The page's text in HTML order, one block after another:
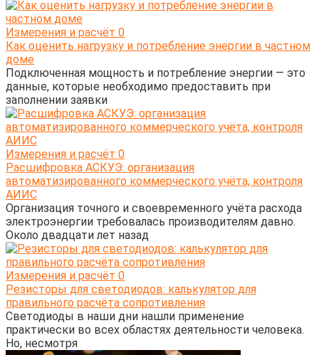
Измерения и расчёт 0
Как оценить нагрузку и потребление энергии в частном
доме
Подключенная мощность и потребление энергии — это
данные, которые необходимо предоставить при
заполнении заявки
Измерения и расчёт 0
Расшифровка АСКУЭ: организация
автоматизированного коммерческого учёта, контроля
АИИС
Организация точного и своевременного учёта расхода
электроэнергии требовалась производителям давно.
Около двадцати лет назад
Измерения и расчёт 0
Резисторы для светодиодов: калькулятор для
правильного расчёта сопротивления
Светодиоды в наши дни нашли применение
практически во всех областях деятельности человека.
Но, несмотря